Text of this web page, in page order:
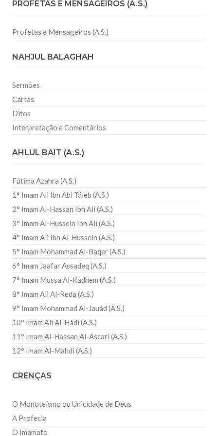
PROFETAS E MENSAGEIROS (A.S.)
Profetas e Mensageiros (A.S.)
NAHJUL BALAGHAH
Sermões
Cartas
Ditos
Interpretação e Comentários
AHLUL BAIT (A.S.)
Fátima Azahra (A.S.)
1° Imam Ali Ibn Abi Táleb (A.S.)
2° Imam Al-Hassan Ibn Ali (A.S.)
3° Imam Al-Hussein Ibn Ali (A.S.)
4° Imam Ali Ibn Al-Hussein (A.S.)
5° Imam Mohammad Al-Baqer (A.S.)
6° Imam Jaafar Assadeq (A.S.)
7° Imam Mussa Al-Kadhem (A.S.)
8° Imam Ali Al-Reda (A.S.)
9° Imam Mohammad Al-Jauád (A.S.)
10° Imam Ali Al-Hádi (A.S.)
11° Imam Al-Hassan Al-Ascari (A.S.)
12° Imam Al-Mahdi (A.S.)
CRENÇAS
O Monoteísmo ou Unicidade de Deus
A Profecia
O Imamato